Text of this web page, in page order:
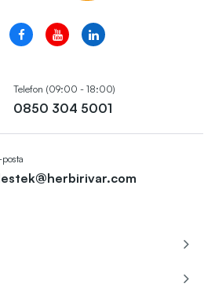
Telefon (09:00 - 18:00)
0850 304 5001
posta